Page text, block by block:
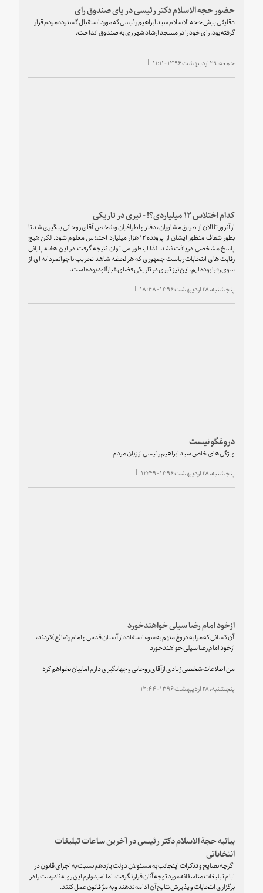
حضور حجه الاسلام دکتر رئیسی در پای صندوق رای
دقایقی پیش حجه الاسلام سید ابراهیم رئیسی که مورد استقبال گسترده مردم قرار
گرفته بود، رای خود را در مسجد ارشاد شهر ری به صندوق انداخت.
جمعه، ۲۹ اردیبهشت ۱۳۹۶ - ۱۱:۱۱
کدام اختلاس ١٢ میلیاردی؟! - تیری در تاریکی
از آنروز تا الان از طریق مشاوران ، دفتر و اطرافیان و شخص آقای روحانی پیگیری شد تا
بطور شفاف منظور ایشان از پرونده ١٢ هزار میلیارد اختلاس معلوم شود. لکن هیچ
پاسخ مشخصی دریافت نشد. لذا اینطور می توان نتیجه گرفت در این هفته پایانی
رقابت های انتخابات ریاست جمهوری که هر لحظه شاهد تخریب نا جوانمردانه ای از
سوی رقبا بوده ایم. این نیز تیری در تاریکی فضای غبارآلود بوده است.
پنجشنبه، ۲۸ اردیبهشت ۱۳۹۶ - ۱۸:۴۸
دروغگو نیست
ویژگی های خاص سید ابراهیم رئیسی از زبان مردم
پنجشنبه، ۲۸ اردیبهشت ۱۳۹۶ - ۱۲:۴۹
ازخود امام رضا سیلی خواهندخورد
‏آن کسانی که مرا به دروغ متهم به سوء استفاده از آستان قدس و امام رضا(ع)کردند،
ازخود امام رضا سیلی خواهندخورد
من اطلاعات شخصی زیادی ازآقای روحانی و جهانگیری دارم امابیان نخواهم کرد
پنجشنبه، ۲۸ اردیبهشت ۱۳۹۶ - ۱۲:۴۴
بیانیه حجة الاسلام دکتر رئیسی در آخرین ساعات تبلیغات
انتخاباتی
اگرچه نصایح و تذکرات اینجانب به مسئولان دولت یازدهم نسبت به اجرای قانون در
ایام تبلیغات متاسفانه مورد توجه آنان قرار نگرفت، اما امیدوارم این رویه نادرست را در
برگزاری انتخابات و پذیرش نتایج آن ادامه ندهند و به مرّ قانون عمل کنند.